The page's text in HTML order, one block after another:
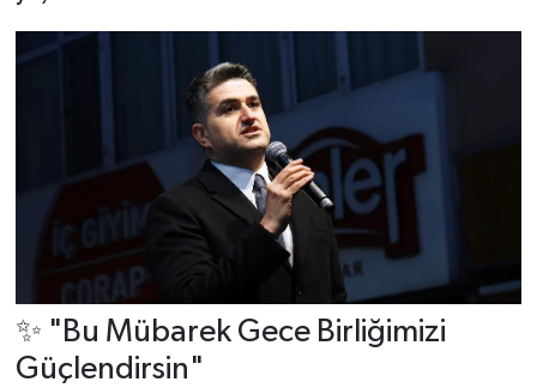
✨ "Bu Mübarek Gece Birliğimizi
Güçlendirsin"